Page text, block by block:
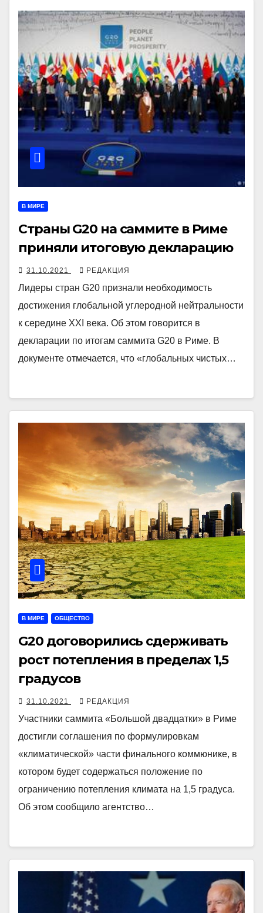
В МИРЕ
Страны G20 на саммите в Риме
приняли итоговую декларацию
31.10.2021 РЕДАКЦИЯ
Лидеры стран G20 признали необходимость
достижения глобальной углеродной нейтральности
к середине XXI века. Об этом говорится в
декларации по итогам саммита G20 в Риме. В
документе отмечается, что «глобальных чистых…
В МИРЕ ОБЩЕСТВО
G20 договорились сдерживать
рост потепления в пределах 1,5
градусов
31.10.2021 РЕДАКЦИЯ
Участники саммита «Большой двадцатки» в Риме
достигли соглашения по формулировкам
«климатической» части финального коммюнике, в
котором будет содержаться положение по
ограничению потепления климата на 1,5 градуса.
Об этом сообщило агентство…